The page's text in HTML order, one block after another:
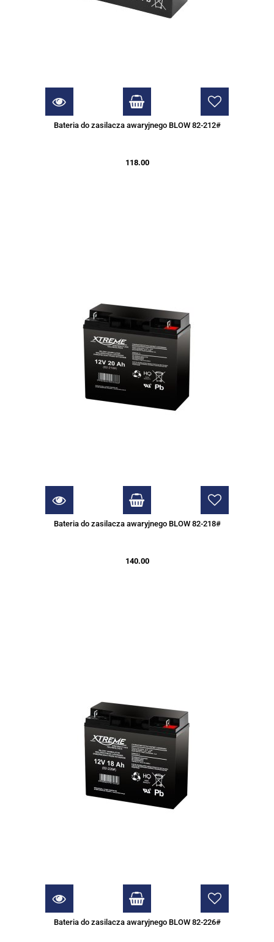
Bateria do zasilacza awaryjnego BLOW 82-212#
118.00
Bateria do zasilacza awaryjnego BLOW 82-218#
140.00
Bateria do zasilacza awaryjnego BLOW 82-226#